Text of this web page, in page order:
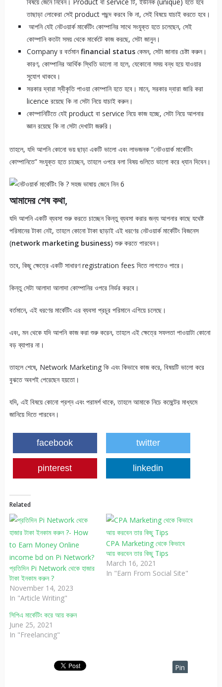
তাছাড়া লোকেরা সেই product পছন্দ করবে কি না, সেই বিষয়ে যাচাই করতে হবে।
আপনি যেই নেটওয়ার্ক মার্কেটিং কোম্পানির সাথে সংযুক্ত হতে চলেছেন, সেই
কোম্পানি কতটা সময় থেকে মার্কেটে কাজ করছে, সেটা জানুন।
Company র বর্তমানfinancial statusকেমন, সেটা জানার চেষ্টা করুন।
কারণ, কোম্পানির আর্থিক স্থিতি ভালো না হলে, যেকোনো সময় বন্ধ হয়ে যাওয়ার
সুযোগ থাকবে।
সরকার দ্বারা স্বীকৃতি পাওয়া কোম্পানি হতে হবে। মানে, সরকার দ্বারা জারি করা
licence রয়েছে কি না সেটা নিয়ে যাচাই করুন।
কোম্পানিটিতে যেই product বা service নিয়ে কাজ হচ্ছে, সেটা নিয়ে আপনার
জ্ঞান রয়েছে কি না সেটা দেখাটা জরুরি।
তাহলে, যদি আপনি কোনো ভয় ছাড়া একটি ভালো এবং লাভজনক “নেটওয়ার্ক মার্কেটিং
কোম্পানিতে” সংযুক্ত হতে চাচ্ছেন, তাহলে ওপরে বলা বিষয় গুলিতে ভালো করে ধ্যান দিবেন।
আমাদের শেষ কথা,
যদি আপনি একটি ব্যবসা শুরু করতে চাচ্ছেন কিন্তু ব্যবসা করার জন্য আপনার কাছে যথেষ্ট
পরিমানের টাকা নেই, তাহলে কোনো টাকা ছাড়াই এই ধরণের নেটওয়ার্ক মার্কেটিং বিজনেস
(network marketing business) শুরু করতে পারবেন।
তবে, কিছু ক্ষেত্রে একটি সাধারণ registration fees দিতে লাগতেও পারে।
কিন্তু সেটা আলাদা আলাদা কোম্পানির ওপরে নির্ভর করবে।
বর্তমানে, এই ধরণের মার্কেটিং এর ব্যবসা প্রচুর পরিমানে এগিয়ে চলেছে।
এবং, মন থেকে যদি আপনি কাজ করা শুরু করেন, তাহলে এই ক্ষেত্রে সফলতা পাওয়াটা কোনো
বড় ব্যাপার না।
তাহলে শেষে, Network Marketing কি এবং কিভাবে কাজ করে, বিষয়টি ভালো করে
বুঝতে অবশই পেরেছেন হয়তো।
যদি, এই বিষয়ে কোনো প্রশ্ন এবং পরামর্শ থাকে, তাহলে আমাকে নিচে কমেন্টের মাধ্যমে
জানিয়ে দিতে পারবেন।
facebook twitter
pinterest linkedin
Related
প্রতিদিন Pi Network থেকে হাজার
টাকা ইনকাম করুন ?
November 14, 2023
In "Article Writing"
CPA Marketing থেকে কিভাবে
আয় করবেন তার কিছু Tips
March 16, 2021
In "Earn From Social Site"
সিপিএ মার্কেটিং করে আয় করুন
June 25, 2021
In "Freelancing"
Pin